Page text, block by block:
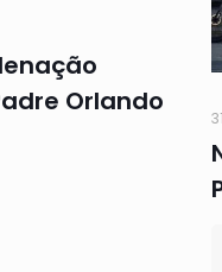
Orlando